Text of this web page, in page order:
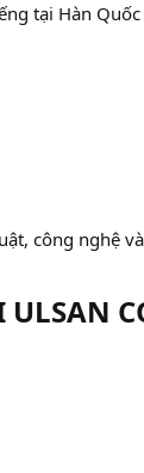
tại Hàn
công nghệ